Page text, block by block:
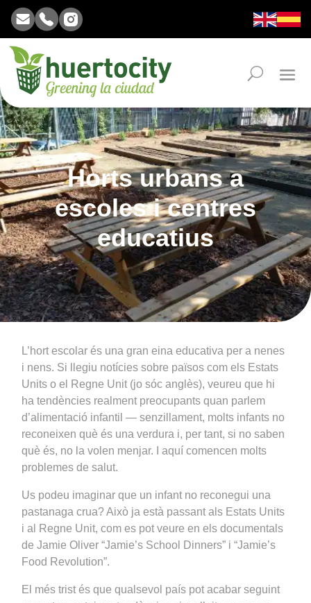
Horts urbans a
escoles i centres
educatius
L’hort escolar és una gran eina educativa per a nenes
i nens. Si llegiu notícies sobre països com els Estats
Units o el Regne Unit (jo sóc anglès), veureu que hi
ha tendències realment preocupants quan parlem
d’alimentació infantil — senzillament, molts infants no
reconeixen què és una verdura i, per tant, si no saben
què és, no la volen menjar. I aquí comencen molts
problemes de salut.
Us podeu imaginar que un infant no reconegui una
pastanaga crua? Això ja està passant als Estats Units
i al Regne Unit, com es pot veure en els documentals
de Jamie Oliver “Jamie’s School Dinners” i “Jamie’s
Food Revolution”.
El més trist és que qualsevol país pot acabar seguint